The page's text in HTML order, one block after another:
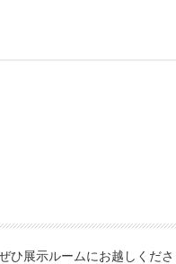
ひ展示ルームにお越しくださ